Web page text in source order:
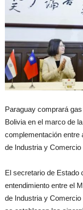
Paraguay comprará
Bolivia en el marco de
complementación entre
de Industria y
El secretario de Estado
entendimiento entre el
de Industria y